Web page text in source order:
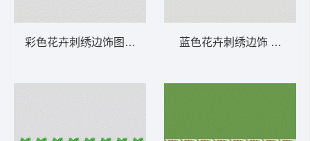
彩色花卉刺绣边饰图案 条带状 水溶条码网布蓝色花卉刺绣边饰 条带状